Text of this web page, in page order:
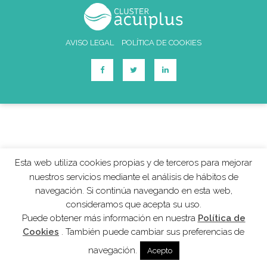
AVISO LEGAL POLÍTICA DE COOKIES
Esta web utiliza cookies propias y de terceros para mejorar
nuestros servicios mediante el análisis de hábitos de
navegación. Si continúa navegando en esta web,
consideramos que acepta su uso.
Puede obtener más información en nuestra Política de
Cookies . También puede cambiar sus preferencias de
navegación.
Acepto